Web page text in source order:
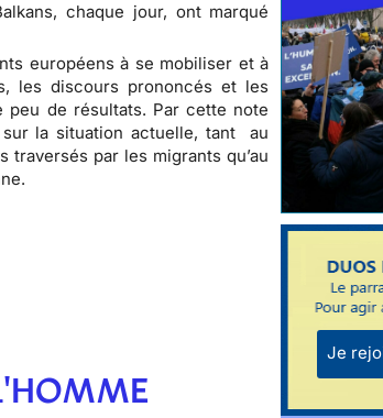
chaque jour, ont marqué
européens à se mobiliser et à
les discours prononcés et les
peu de résultats. Par cette note
sur la situation actuelle, tant au
par les migrants qu’au
Je